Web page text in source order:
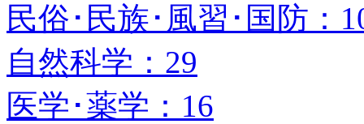
民俗･民族･風習･国防：
自然科学：29
医学･薬学：16